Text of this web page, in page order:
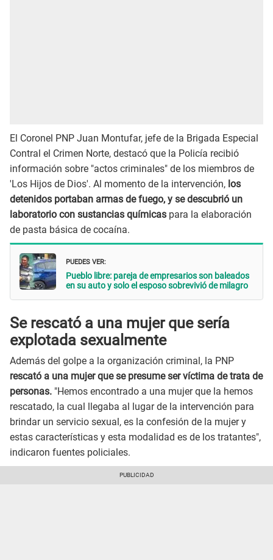
El Coronel PNP Juan Montufar, jefe de la Brigada Especial
Contral el Crimen Norte, destacó que la Policía recibió
información sobre "actos criminales" de los miembros de
'Los Hijos de Dios'. Al momento de la intervención, los
detenidos portaban armas de fuego, y se descubrió un
laboratorio con sustancias químicas para la elaboración
de pasta básica de cocaína.
PUEDES VER:
Pueblo libre: pareja de empresarios son baleados
en su auto y solo el esposo sobrevivió de milagro
Se rescató a una mujer que sería
explotada sexualmente
Además del golpe a la organización criminal, la PNP
rescató a una mujer que se presume ser víctima de trata de
personas. "Hemos encontrado a una mujer que la hemos
rescatado, la cual llegaba al lugar de la intervención para
brindar un servicio sexual, es la confesión de la mujer y
estas características y esta modalidad es de los tratantes",
indicaron fuentes policiales.